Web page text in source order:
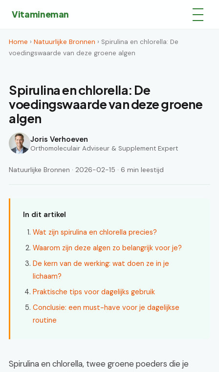
Vitamineman
Home › Natuurlijke Bronnen › Spirulina en chlorella: De
voedingswaarde van deze groene algen
Spirulina en chlorella: De
voedingswaarde van deze groene
algen
Joris Verhoeven
Orthomoleculair Adviseur & Supplement Expert
Natuurlijke Bronnen · 2026-02-15 · 6 min leestijd
In dit artikel
Wat zijn spirulina en chlorella precies?
Waarom zijn deze algen zo belangrijk voor je?
De kern van de werking: wat doen ze in je
lichaam?
Praktische tips voor dagelijks gebruik
Conclusie: een must-have voor je dagelijkse
routine
Spirulina en chlorella, twee groene poeders die je